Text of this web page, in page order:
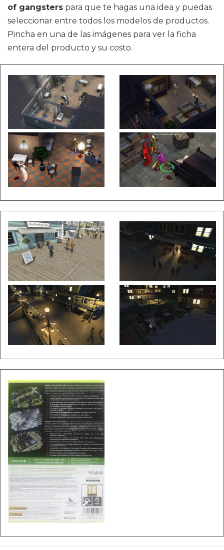
of gangsters para que te hagas una idea y puedas
seleccionar entre todos los modelos de productos.
Pincha en una de las imágenes para ver la ficha
entera del producto y su costo.